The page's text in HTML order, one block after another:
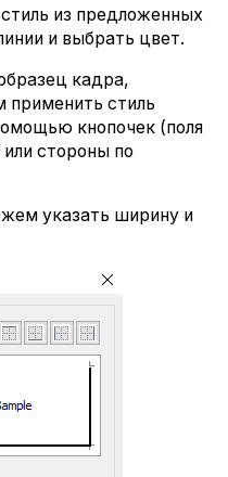
из предложенных
и выбрать цвет.
кадра,
применить стиль
кнопочек (поля
или стороны по
указать ширину и